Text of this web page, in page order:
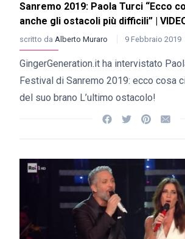
Sanremo 2019: Paola Turci “Ecco
anche gli ostacoli più difficili” |
scritto da Alberto Muraro 9 Febbraio 2019
GingerGeneration.it ha intervistato
Festival di Sanremo 2019: ecco cosa
del suo brano L’ultimo ostacolo!